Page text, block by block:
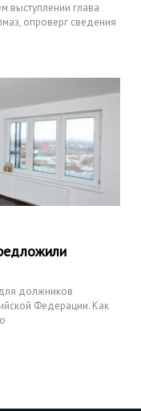
выступлении глава
опроверг сведения
должников
Федерации. Как